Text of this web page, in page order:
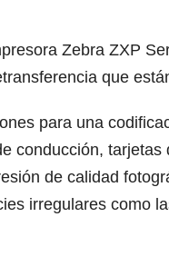
Zebra ZXP
que
para una
conducción,
de calidad
irregulares como